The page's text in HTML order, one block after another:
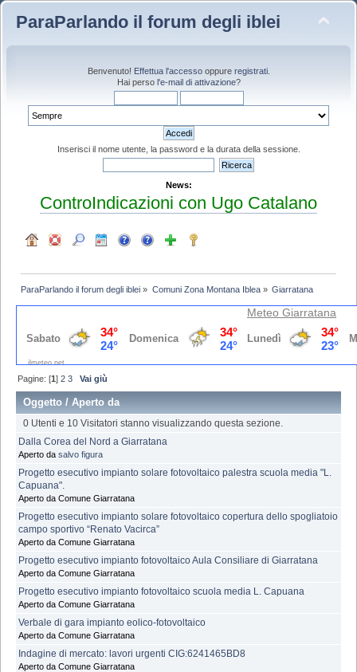
ParaParlando il forum degli iblei
Benvenuto! Effettua l'accessooppure registrati.
Hai perso l'e-mail di attivazione?
Inserisci il nome utente, la password e la durata della sessione.
News:
ControIndicazioni con Ugo Catalano
ParaParlando il forum degli iblei » Comuni Zona Montana Iblea» Giarratana
Meteo Giarratana
Pagine: [1]2 3 Vai giù
Oggetto /Aperto da
0 Utenti e 10 Visitatori stanno visualizzando questa sezione.
Dalla Corea del Nord a Giarratana
Aperto da salvo figura
Progetto esecutivo impianto solare fotovoltaico palestra scuola media "L.
Capuana".
Aperto da Comune Giarratana
Progetto esecutivo impianto solare fotovoltaico copertura dello spogliatoio
campo sportivo “Renato Vacirca”
Aperto da Comune Giarratana
Progetto esecutivo impianto fotovoltaico Aula Consiliare di Giarratana
Aperto da Comune Giarratana
Progetto esecutivo impianto fotovoltaico scuola media L. Capuana
Aperto da Comune Giarratana
Verbale di gara impianto eolico-fotovoltaico
Aperto da Comune Giarratana
Indagine di mercato: lavori urgenti CIG:6241465BD8
Aperto da Comune Giarratana